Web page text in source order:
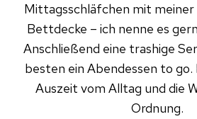
Mittagsschläfchen mit
Bettdecke – ich nenne es
Anschließend eine trashige
besten ein Abendessen to go.
Auszeit vom Alltag und die
Ordnung.